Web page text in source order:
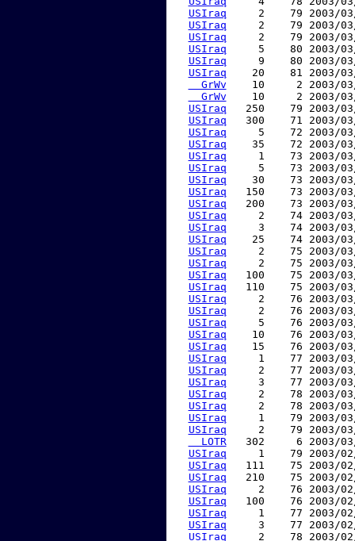
USIraq
2    79 2003/
USIraq
2    79 2003/
USIraq
2    79 2003/
USIraq
5    80 2003/
USIraq
9    80 2003/
USIraq
20    81 2003/
  GrWv
10     2 2003/
  GrWv
10     2 2003/
USIraq
250    79 2003/
USIraq
300    71 2003/
USIraq
5    72 2003/
USIraq
35    72 2003/
USIraq
1    73 2003/
USIraq
5    73 2003/
USIraq
30    73 2003/
USIraq
150    73 2003/
USIraq
200    73 2003/
USIraq
2    74 2003/
USIraq
3    74 2003/
USIraq
25    74 2003/
USIraq
2    75 2003/
USIraq
2    75 2003/
USIraq
100    75 2003/
USIraq
110    75 2003/
USIraq
2    76 2003/
USIraq
2    76 2003/
USIraq
5    76 2003/
USIraq
10    76 2003/
USIraq
15    76 2003/
USIraq
1    77 2003/
USIraq
2    77 2003/
USIraq
3    77 2003/
USIraq
2    78 2003/
USIraq
2    78 2003/
USIraq
1    79 2003/
USIraq
2    79 2003/
  LOTR
302     6 2003/
USIraq
1    79 2003/
USIraq
111    75 2003/
USIraq
210    75 2003/
USIraq
2    76 2003/
USIraq
100    76 2003/
USIraq
1    77 2003/
USIraq
3    77 2003/
USIraq
2    78 2003/